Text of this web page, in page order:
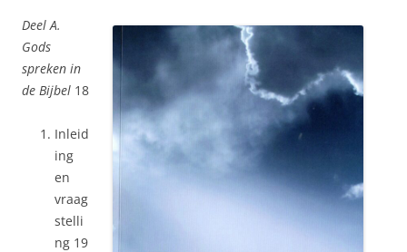
Deel A.
Gods
spreken in
de Bijbel 18
Inleid
ing
en
vraag
stelli
ng 19